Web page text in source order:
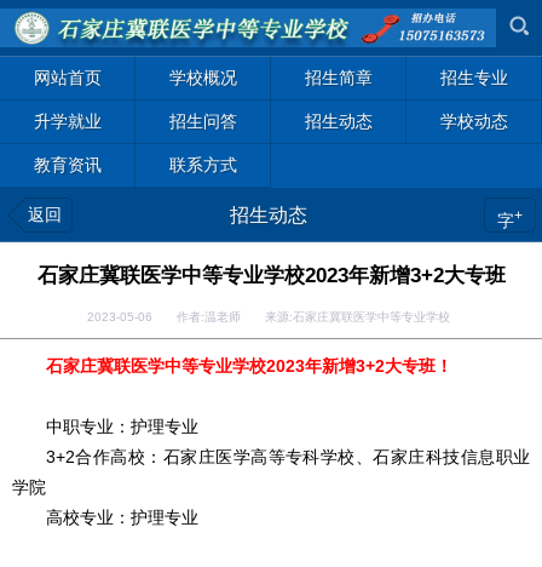
网站首页 学校概况 招生简章 招生专业
升学就业 招生问答 招生动态 学校动态
教育资讯 联系方式
返回 招生动态 字+
石家庄冀联医学中等专业学校2023年新增3+2大专班
2023-05-06 作者:温老师 来源:石家庄冀联医学中等专业学校
石家庄冀联医学中等专业学校2023年新增3+2大专班！
中职专业：护理专业
3+2合作高校：石家庄医学高等专科学校、石家庄科技信息职业
学院
高校专业：护理专业